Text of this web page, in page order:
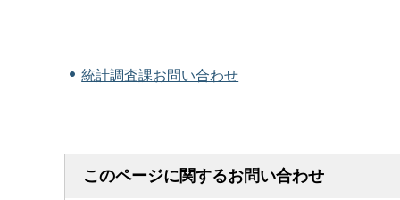
統計調査課お問い合わせ
このページに関するお問い合わせ